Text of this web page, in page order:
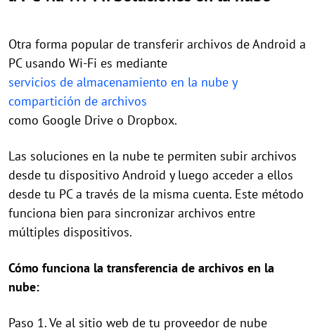
Otra forma popular de transferir archivos de Android a
PC usando Wi-Fi es mediante
servicios de almacenamiento en la nube y
compartición de archivos
como Google Drive o Dropbox.
Las soluciones en la nube te permiten subir archivos
desde tu dispositivo Android y luego acceder a ellos
desde tu PC a través de la misma cuenta. Este método
funciona bien para sincronizar archivos entre
múltiples dispositivos.
Cómo funciona la transferencia de archivos en la
nube:
Paso 1. Ve al sitio web de tu proveedor de nube